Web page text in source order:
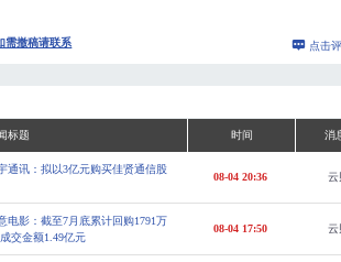
需撤稿请联系 点击
标题 时间 消
通讯：拟以3亿元购买佳贤通信股
08-04 20:36 云
电影：截至7月底累计回购1791万
交金额1.49亿元
08-04 17:50 云